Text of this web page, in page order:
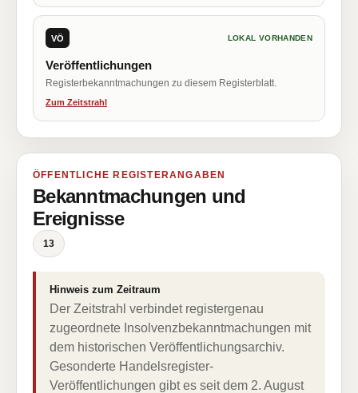
VÖ LOKAL VORHANDEN
Veröffentlichungen
Registerbekanntmachungen zu diesem Registerblatt.
Zum Zeitstrahl
ÖFFENTLICHE REGISTERANGABEN
Bekanntmachungen und
Ereignisse
13
Hinweis zum Zeitraum
Der Zeitstrahl verbindet registergenau
zugeordnete Insolvenzbekanntmachungen mit
dem historischen Veröffentlichungsarchiv.
Gesonderte Handelsregister-
Veröffentlichungen gibt es seit dem 2. August